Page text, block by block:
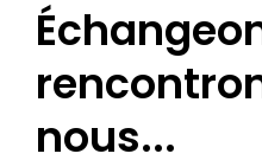
nous...